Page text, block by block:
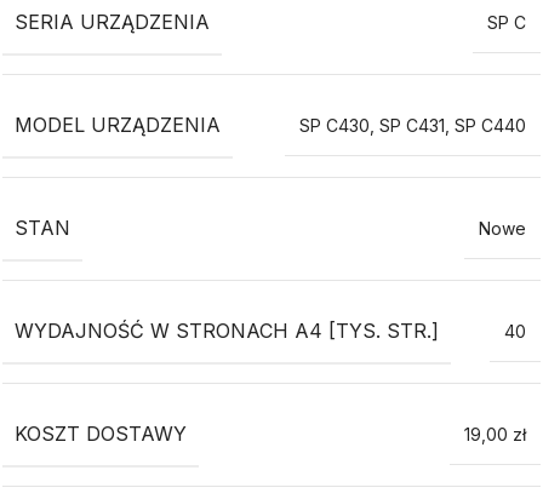
SERIA URZĄDZENIA SP C
MODEL URZĄDZENIA SP C430 SP C431 SP C440
STAN Nowe
WYDAJNOŚĆ W STRONACH A4 [TYS. STR.] 40
KOSZT DOSTAWY 19,00 zł